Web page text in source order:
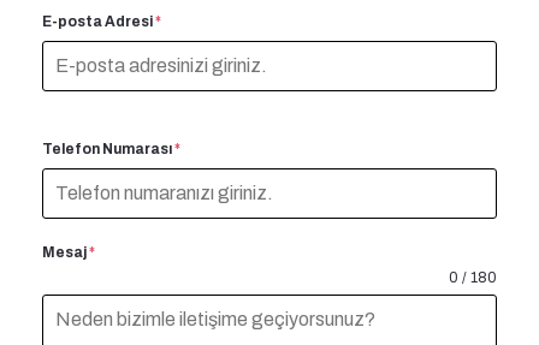
E-posta Adresi*
Telefon Numarası*
Mesaj*
0 / 180